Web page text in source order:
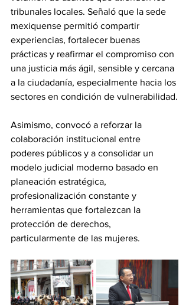
tribunales locales. Señaló que la sede
mexiquense permitió compartir
experiencias, fortalecer buenas
prácticas y reafirmar el compromiso con
una justicia más ágil, sensible y cercana
a la ciudadanía, especialmente hacia los
sectores en condición de vulnerabilidad.
Asimismo, convocó a reforzar la
colaboración institucional entre
poderes públicos y a consolidar un
modelo judicial moderno basado en
planeación estratégica,
profesionalización constante y
herramientas que fortalezcan la
protección de derechos,
particularmente de las mujeres.